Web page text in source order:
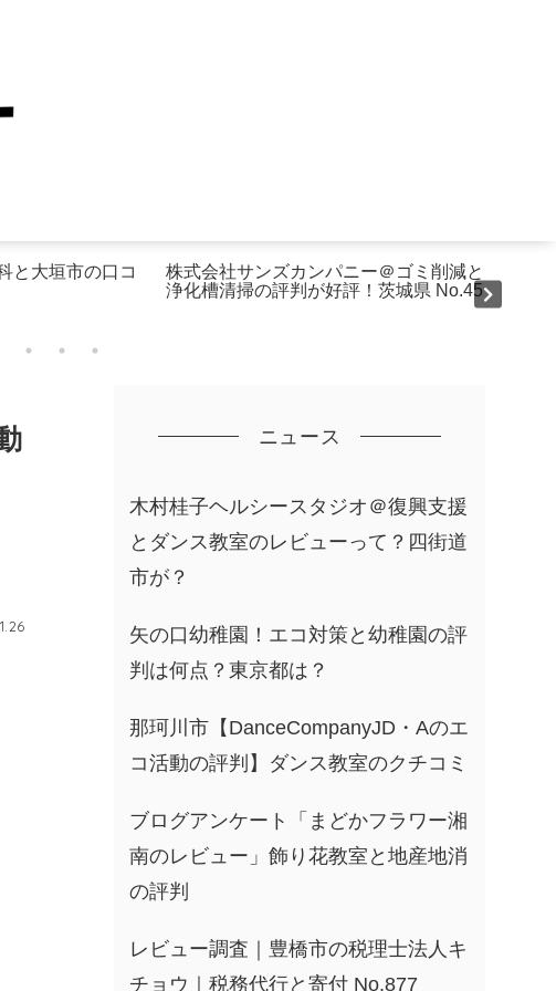
と大垣市の口コ
株式会社サンズカンパニー＠ゴミ削減と
浄化槽清掃の評判が好評！茨城県 No.45
ニュース
木村桂子ヘルシースタジオ＠復興支援
とダンス教室のレビューって？四街道
市が？
矢の口幼稚園！エコ対策と幼稚園の評
判は何点？東京都は？
那珂川市【DanceCompanyJD・Aのエ
コ活動の評判】ダンス教室のクチコミ
ブログアンケート「まどかフラワー湘
南のレビュー」飾り花教室と地産地消
の評判
レビュー調査｜豊橋市の税理士法人キ
チョウ｜税務代行と寄付 No.877